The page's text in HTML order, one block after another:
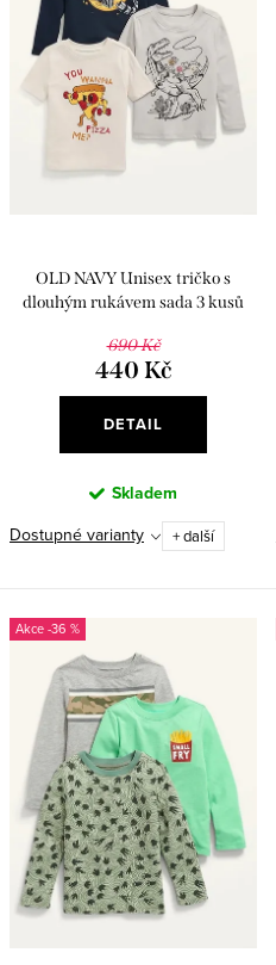
d
p
OLD NAVY Unisex tričko s
dlouhým rukávem sada 3 kusů
690 Kč
440 Kč
DETAIL
Skladem
Dostupné varianty + další
-36 %